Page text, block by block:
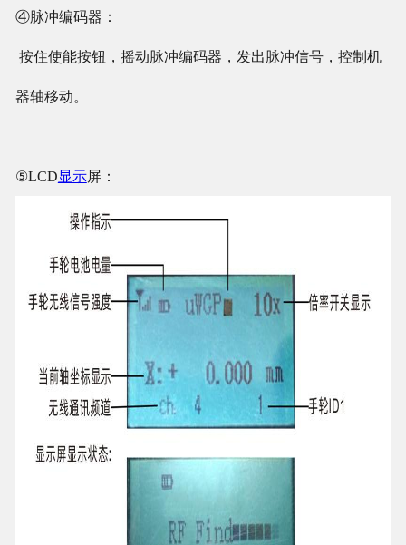
④脉冲编码器：
按住使能按钮，摇动脉冲编码器，发出脉冲信号，控制机
器轴移动。
⑤LCD显示屏：